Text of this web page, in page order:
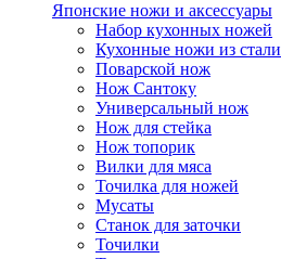
Японские ножи и аксессуары
Набор кухонных ножей
Кухонные ножи из стали
Поварской нож
Нож Сантоку
Универсальный нож
Нож для стейка
Нож топорик
Вилки для мяса
Точилка для ножей
Мусаты
Станок для заточки
Точилки